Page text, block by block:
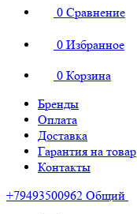
0 Сравнение
0 Избранное
0 Корзина
Бренды
Оплата
Доставка
Гарантия на товар
Контакты
+79493500962 Общий